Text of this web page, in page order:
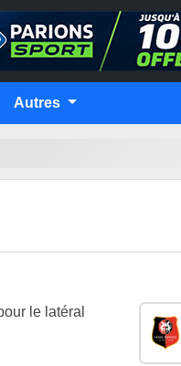
Autres
le latéral